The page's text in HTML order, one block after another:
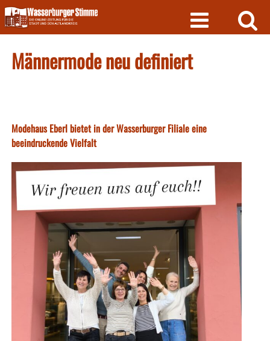
Skip
to
content
Männermode neu definiert
Modehaus Eberl bietet in der Wasserburger Filiale eine
beeindruckende Vielfalt